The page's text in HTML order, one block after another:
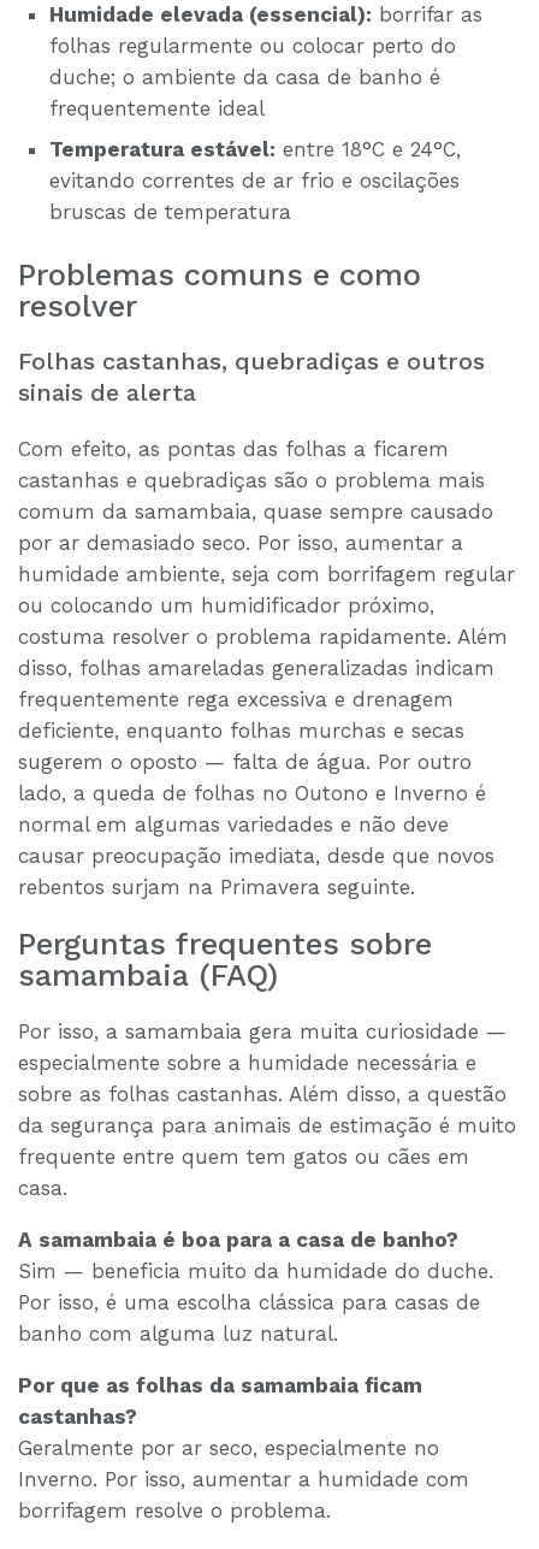
Humidade elevada (essencial): borrifar as
folhas regularmente ou colocar perto do
duche; o ambiente da casa de banho é
frequentemente ideal
Temperatura estável: entre 18°C e 24°C,
evitando correntes de ar frio e oscilações
bruscas de temperatura
Problemas comuns e como
resolver
Folhas castanhas, quebradiças e outros
sinais de alerta
Com efeito, as pontas das folhas a ficarem
castanhas e quebradiças são o problema mais
comum da samambaia, quase sempre causado
por ar demasiado seco. Por isso, aumentar a
humidade ambiente, seja com borrifagem regular
ou colocando um humidificador próximo,
costuma resolver o problema rapidamente. Além
disso, folhas amareladas generalizadas indicam
frequentemente rega excessiva e drenagem
deficiente, enquanto folhas murchas e secas
sugerem o oposto — falta de água. Por outro
lado, a queda de folhas no Outono e Inverno é
normal em algumas variedades e não deve
causar preocupação imediata, desde que novos
rebentos surjam na Primavera seguinte.
Perguntas frequentes sobre
samambaia (FAQ)
Por isso, a samambaia gera muita curiosidade —
especialmente sobre a humidade necessária e
sobre as folhas castanhas. Além disso, a questão
da segurança para animais de estimação é muito
frequente entre quem tem gatos ou cães em
casa.
A samambaia é boa para a casa de banho?
Sim — beneficia muito da humidade do duche.
Por isso, é uma escolha clássica para casas de
banho com alguma luz natural.
Por que as folhas da samambaia ficam
castanhas?
Geralmente por ar seco, especialmente no
Inverno. Por isso, aumentar a humidade com
borrifagem resolve o problema.